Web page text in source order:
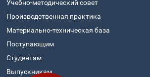
Учебно-методический совет
Производственная практика
Материально-техническая база
Поступающим
Студентам
Выпускникам